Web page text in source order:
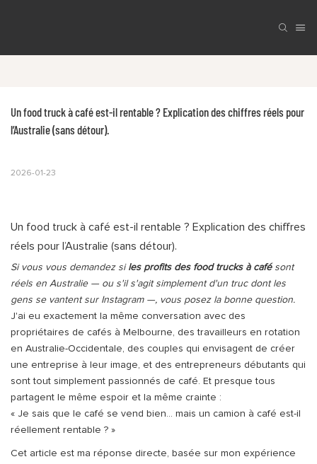
Un food truck à café est-il rentable ? Explication des chiffres réels pour
l’Australie (sans détour).
2026-01-23
Un food truck à café est-il rentable ? Explication des chiffres
réels pour l’Australie (sans détour).
Si vous vous demandez si les profits des food trucks à cafésont
réels en Australie — ou s'il s'agit simplement d'un truc dont les
gens se vantent sur Instagram —, vous posez la bonne question.
J'ai eu exactement la même conversation avec des
propriétaires de cafés à Melbourne, des travailleurs en rotation
en Australie-Occidentale, des couples qui envisagent de créer
une entreprise à leur image, et des entrepreneurs débutants qui
sont tout simplement passionnés de café. Et presque tous
partagent le même espoir et la même crainte :
« Je sais que le café se vend bien… mais un camion à café est-il
réellement rentable ? »
Cet article est ma réponse directe, basée sur mon expérience